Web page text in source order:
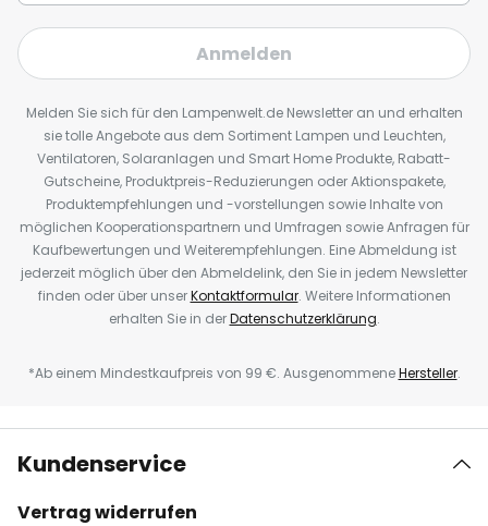
Anmelden
Melden Sie sich für den Lampenwelt.de Newsletter an und erhalten
sie tolle Angebote aus dem Sortiment Lampen und Leuchten,
Ventilatoren, Solaranlagen und Smart Home Produkte, Rabatt-
Gutscheine, Produktpreis-Reduzierungen oder Aktionspakete,
Produktempfehlungen und -vorstellungen sowie Inhalte von
möglichen Kooperationspartnern und Umfragen sowie Anfragen für
Kaufbewertungen und Weiterempfehlungen. Eine Abmeldung ist
jederzeit möglich über den Abmeldelink, den Sie in jedem Newsletter
finden oder über unserKontaktformular. Weitere Informationen
erhalten Sie in derDatenschutzerklärung.
*Ab einem Mindestkaufpreis von 99 €. AusgenommeneHersteller.
Kundenservice
Vertrag widerrufen